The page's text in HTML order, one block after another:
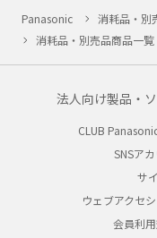
Panasonic
消耗品・別
消耗品・別売品商品一覧
法人向け製品・
CLUB
SNSア
サ
ウェブアクセ
会員利